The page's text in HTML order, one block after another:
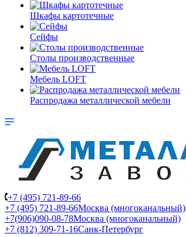
Шкафы картотечные
Сейфы
Столы производственные
Мебель LOFT
Распродажа металлической мебели
+7 (495) 721-89-66
+7 (495) 721-89-66Москва (многоканальный)
+7(906)090-08-78Москва (многоканальный)
+7 (812) 309-71-16Санк-Петербург